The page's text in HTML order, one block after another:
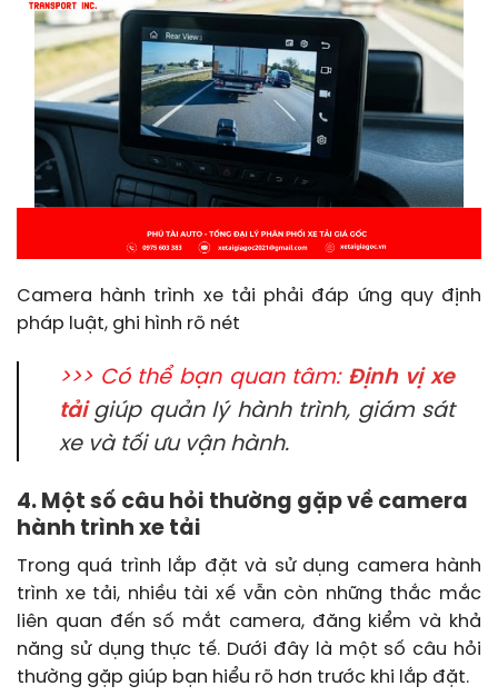
Camera hành trình xe tải phải đáp ứng quy định
pháp luật, ghi hình rõ nét
>>> Có thể bạn quan tâm: Định vị xe
tảigiúp quản lý hành trình, giám sát
xe và tối ưu vận hành.
4. Một số câu hỏi thường gặp về camera
hành trình xe tải
Trong quá trình lắp đặt và sử dụng camera hành
trình xe tải, nhiều tài xế vẫn còn những thắc mắc
liên quan đến số mắt camera, đăng kiểm và khả
năng sử dụng thực tế. Dưới đây là một số câu hỏi
thường gặp giúp bạn hiểu rõ hơn trước khi lắp đặt.